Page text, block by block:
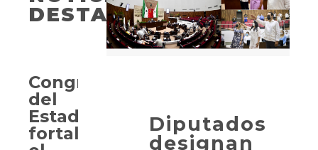
Diputados
designan
DESTACADAS
Congreso
del
Estado
fortalece